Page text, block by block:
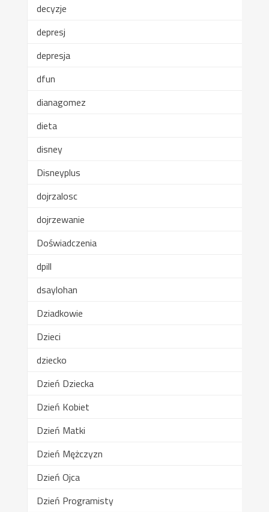
decyzje
depresj
depresja
dfun
dianagomez
dieta
disney
Disneyplus
dojrzalosc
dojrzewanie
Doświadczenia
dpill
dsaylohan
Dziadkowie
Dzieci
dziecko
Dzień Dziecka
Dzień Kobiet
Dzień Matki
Dzień Mężczyzn
Dzień Ojca
Dzień Programisty